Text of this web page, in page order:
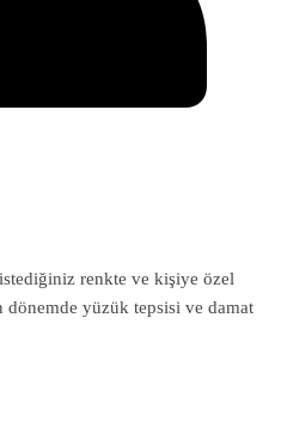
renkte ve kişiye özel
dönemde yüzük tepsisi ve damat